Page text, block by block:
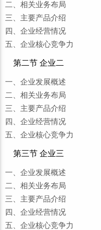
二、相关业务布局
三、主要产品介绍
四、企业经营情况
五、企业核心竞争力
第二节 企业二
一、企业发展概述
二、相关业务布局
三、主要产品介绍
四、企业经营情况
五、企业核心竞争力
第三节 企业三
一、企业发展概述
二、相关业务布局
三、主要产品介绍
四、企业经营情况
五、企业核心竞争力